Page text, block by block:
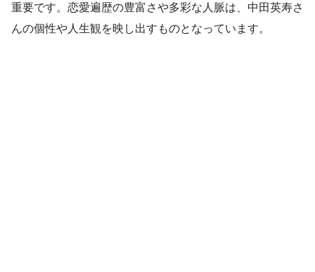
重要です。恋愛遍歴の豊富さや多彩な人脈は、中田英寿さ
んの個性や人生観を映し出すものとなっています。